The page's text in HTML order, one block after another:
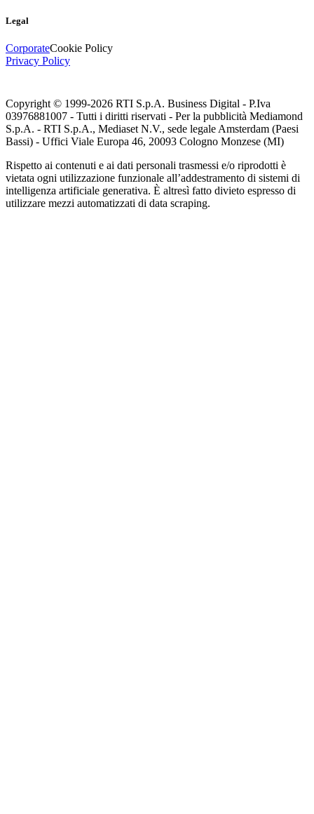
Legal
CorporateCookie Policy
Privacy Policy
Copyright © 1999-2026 RTI S.p.A. Business Digital - P.Iva
03976881007 - Tutti i diritti riservati - Per la pubblicità Mediamond
S.p.A. - RTI S.p.A., Mediaset N.V., sede legale Amsterdam (Paesi
Bassi) - Uffici Viale Europa 46, 20093 Cologno Monzese (MI)
Rispetto ai contenuti e ai dati personali trasmessi e/o riprodotti è
vietata ogni utilizzazione funzionale all’addestramento di sistemi di
intelligenza artificiale generativa. È altresì fatto divieto espresso di
utilizzare mezzi automatizzati di data scraping.